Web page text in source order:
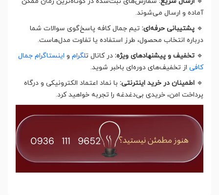
آماده و ارسال می‌شوند.
🔹 پشتیبانی حرفه‌ای: تیم جمال کافه پاسخ‌گوی سوالات شما
درباره انتخاب محصول، طرز استفاده یا تفاوت مدل‌هاست.
🔹 تخفیف و پیشنهادهای ویژه: در کانال تلگرام و اینستاگرام جمال
کافی از تخفیف‌های دوره‌ای باخبر شوید.
🔹 اطمینان در خرید اینترنتی: با نماد اعتماد الکترونیکی و درگاه
پرداخت امن، خریدی بی‌دغدغه را تجربه خواهید کرد.